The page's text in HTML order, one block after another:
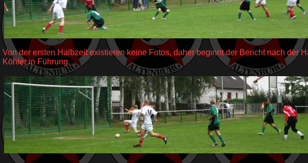
Von der ersten Halbzeit existieren keine Fotos, daher beginnt der Bericht nach der
Köhler in Führung.